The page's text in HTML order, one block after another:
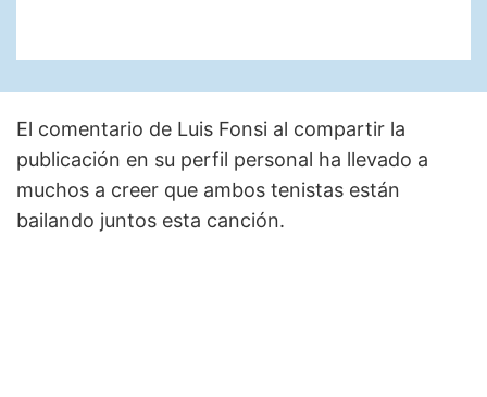
El comentario de Luis Fonsi al compartir la
publicación en su perfil personal ha llevado a
muchos a creer que ambos tenistas están
bailando juntos esta canción.